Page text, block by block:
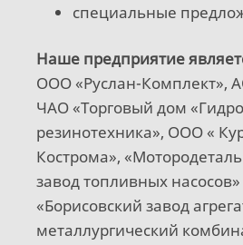
специальные
Наше предприятие
ООО «Руслан-Комплект»,
ЧАО «Торговый дом
резинотехника», ООО «
Кострома»,
завод топливных
«Борисовский завод
металлургический